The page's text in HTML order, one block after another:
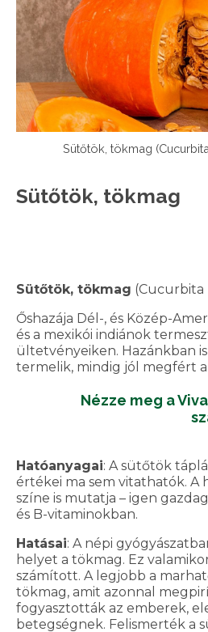
Sütőtök, tökmag
Sütőtök, tökmag
Sütőtök, tökmag (Cucurbita
Őshazája Dél-, és Közép-
és a mexikói indiánok
ültetvényeiken. Hazánkban
termelik, mindig jól megfért
Nézze meg a
Hatóanyagai: A sütőtök
értékei ma sem vitathatók. A
színe is mutatja – igen
és B-vitaminokban.
Hatásai: A népi
helyet a tökmag. Ez
számított. A legjobb a
tökmag, amit azonnal
fogyasztották az emberek,
betegségnek. Felismerték a